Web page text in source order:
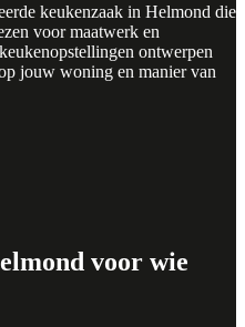
keukenzaak in Helmond die
voor maatwerk en
ontwerpen
jouw woning en manier van
voor wie